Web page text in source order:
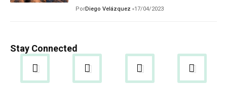
PorDiego Velázquez 17/04/2023
Stay Connected